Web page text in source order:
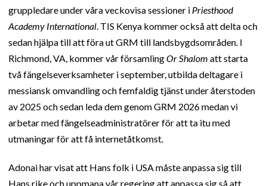
gruppledare under våra veckovisa sessioner i Priesthood
Academy International. TIS Kenya kommer också att delta och
sedan hjälpa till att föra ut GRM till landsbygdsområden. I
Richmond, VA, kommer vår församlingOr Shalom att starta
två fängelseverksamheter i september, utbilda deltagare i
messiansk omvandling och femfaldig tjänst under återstoden
av 2025 och sedan leda dem genom GRM 2026 medan vi
arbetar med fängelseadministratörer för att ta itu med
utmaningar för att få internetåtkomst.
Adonai har visat att Hans folk i USA måste anpassa sig till
Hans rike och uppmana vår regering att anpassa sig så att